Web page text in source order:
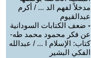
مدخلاً لفهم الد ... / أكرم
عبدالقيوم
- ضعف الكتابات السودانية
عن فكر محمود محمد طه-
كتاب: الإسلام ا ... / عبدالله
الفكي البشير